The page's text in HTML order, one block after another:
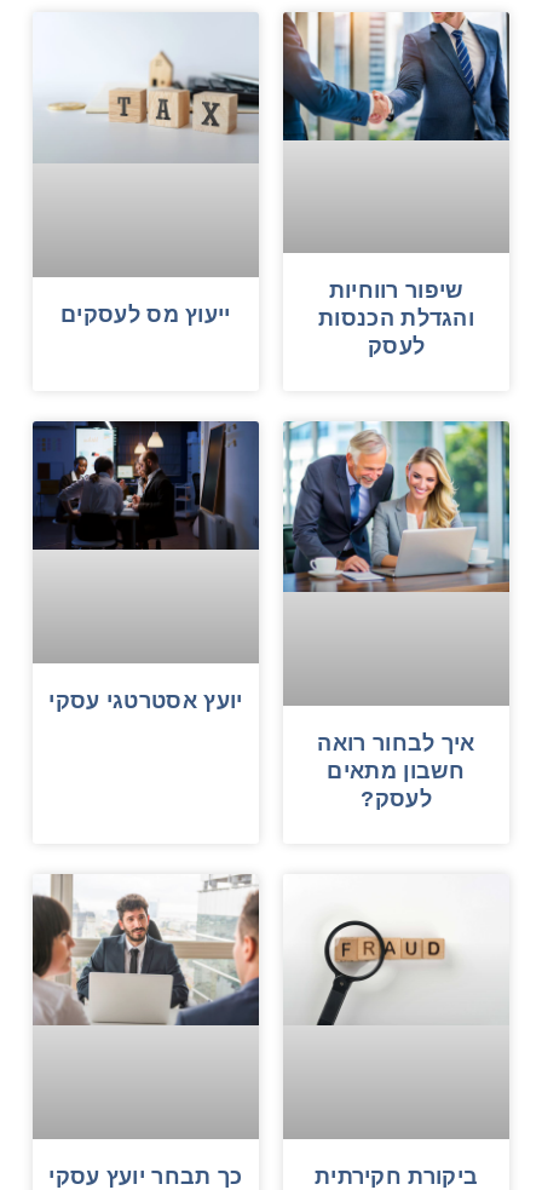
שיפור רווחיות
והגדלת הכנסות
לעסק
ייעוץ מס לעסקים
איך לבחור רואה
חשבון מתאים
לעסק?
יועץ אסטרטגי עסקי
ביקורת חקירתית
כך תבחר יועץ עסקי